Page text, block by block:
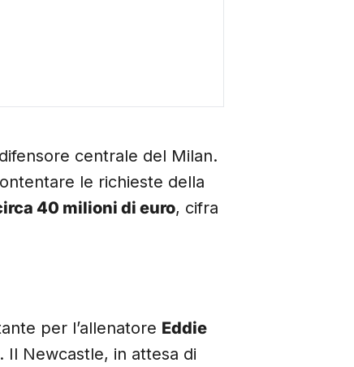
centrale del Milan.
le richieste della
40 milioni di euro, cifra
per l’allenatore Eddie
Il Newcastle, in attesa di